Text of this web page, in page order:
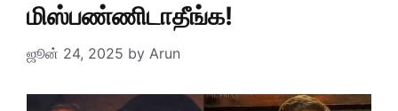
மிஸ்பண்ணிடாதீங்க!
ஜூன் 24, 2025 by Arun